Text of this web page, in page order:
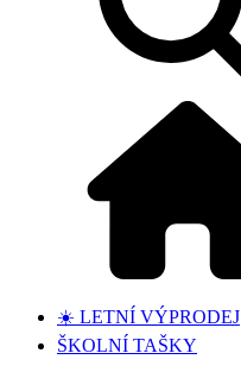
☀️ LETNÍ VÝPRODEJ
ŠKOLNÍ TAŠKY